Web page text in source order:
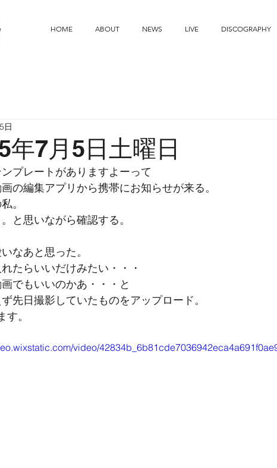
HOME ABOUT NEWS LIVE DISCOGRAPHY
年7月5日土曜日
日
プレートがありますよーって
の編集アプリから携帯にお知らせが来る。
。
と思いながら確認する。
なあと思った。
たらいいだけみたい・・・
でもいいのかあ・・・と
先日撮影していたものをアップロード。
す。
video/